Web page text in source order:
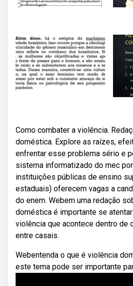
Como combater a violência.
doméstica. Explore as raízes,
enfrentar esse problema sério e
sistema informatizado do mec
instituições públicas de ensino
estaduais) oferecem vagas a
do enem. Webem uma redação
doméstica é importante se
violência que acontece dentro de
entre casais.
Webentenda o que é violência
este tema pode ser importante